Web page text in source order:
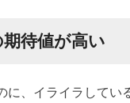
待値が高い
に、イライラしてい